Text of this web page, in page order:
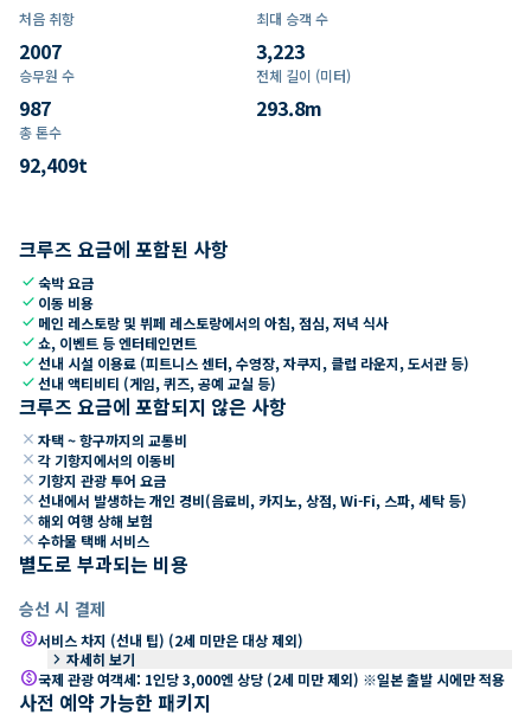
처음 취항
2007
최대 승객 수
3,223
승무원 수
987
전체 길이 (미터)
293.8m
총 톤수
92,409t
크루즈 요금에 포함된 사항
check숙박 요금
check 이동 비용
check 메인 레스토랑 및 뷔페 레스토랑에서의 아침, 점심, 저녁 식사
check쇼, 이벤트 등 엔터테인먼트
check선내 시설 이용료 (피트니스 센터, 수영장, 자쿠지, 클럽 라운지, 도서관 등)
check선내 액티비티 (게임, 퀴즈, 공예 교실 등)
크루즈 요금에 포함되지 않은 사항
close 자택 ~ 항구까지의 교통비
close 각 기항지에서의 이동비
close 기항지 관광 투어 요금
close 선내에서 발생하는 개인 경비(음료비, 카지노, 상점, Wi-Fi, 스파, 세탁 등)
close 해외 여행 상해 보험
close 수하물 택배 서비스
별도로 부과되는 비용
승선 시 결제
paid서비스 차지 (선내 팁) (2세 미만은 대상 제외)
keyboard_arrow_right 자세히 보기
paid국제 관광 여객세: 1인당 3,000엔 상당 (2세 미만 제외) ※일본 출발 시에만 적용
사전 예약 가능한 패키지